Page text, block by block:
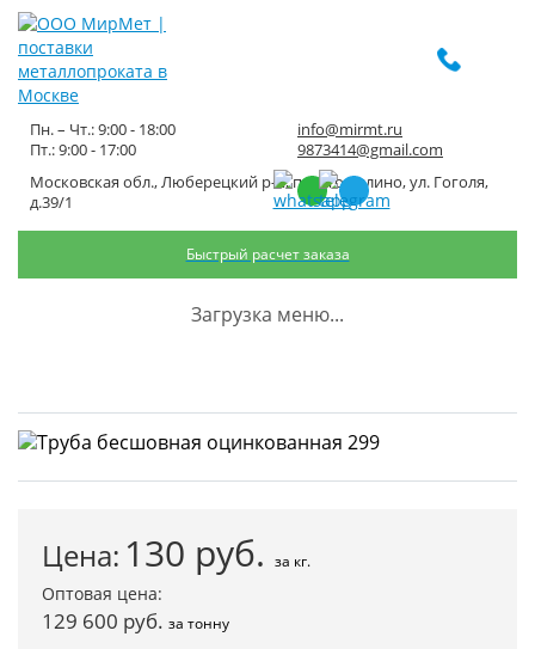
Московская обл., Люберецкий р-н, пос. Томилино, ул. Гоголя,
д.39/1
Пн. – Чт.: 9:00 - 18:00
Пт.: 9:00 - 17:00
info@mirmt.ru
9873414@gmail.com
Быстрый расчет заказа
Загрузка меню...
Труба бесшовная
оцинкованная 299
Цена: 130 руб. за кг.
Оптовая цена:
129 600 руб. за тонну